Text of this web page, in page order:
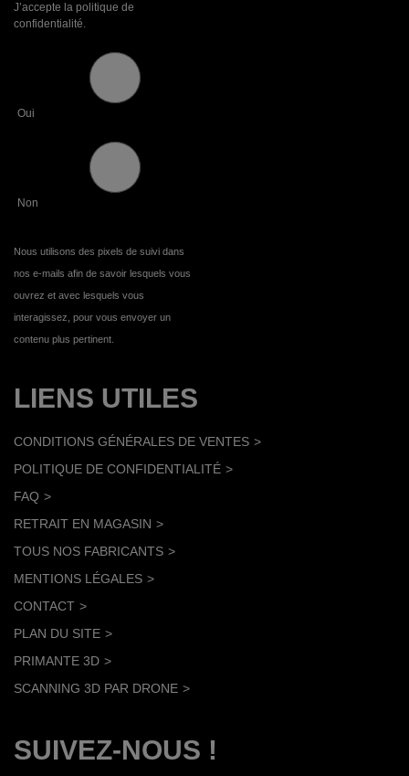
J’accepte la politique de
confidentialité.
Oui
Non
Nous utilisons des pixels de suivi dans
nos e-mails afin de savoir lesquels vous
ouvrez et avec lesquels vous
interagissez, pour vous envoyer un
contenu plus pertinent.
LIENS UTILES
CONDITIONS GÉNÉRALES DE VENTES
POLITIQUE DE CONFIDENTIALITÉ
FAQ
RETRAIT EN MAGASIN
TOUS NOS FABRICANTS
MENTIONS LÉGALES
CONTACT
PLAN DU SITE
PRIMANTE 3D
SCANNING 3D PAR DRONE
SUIVEZ-NOUS !